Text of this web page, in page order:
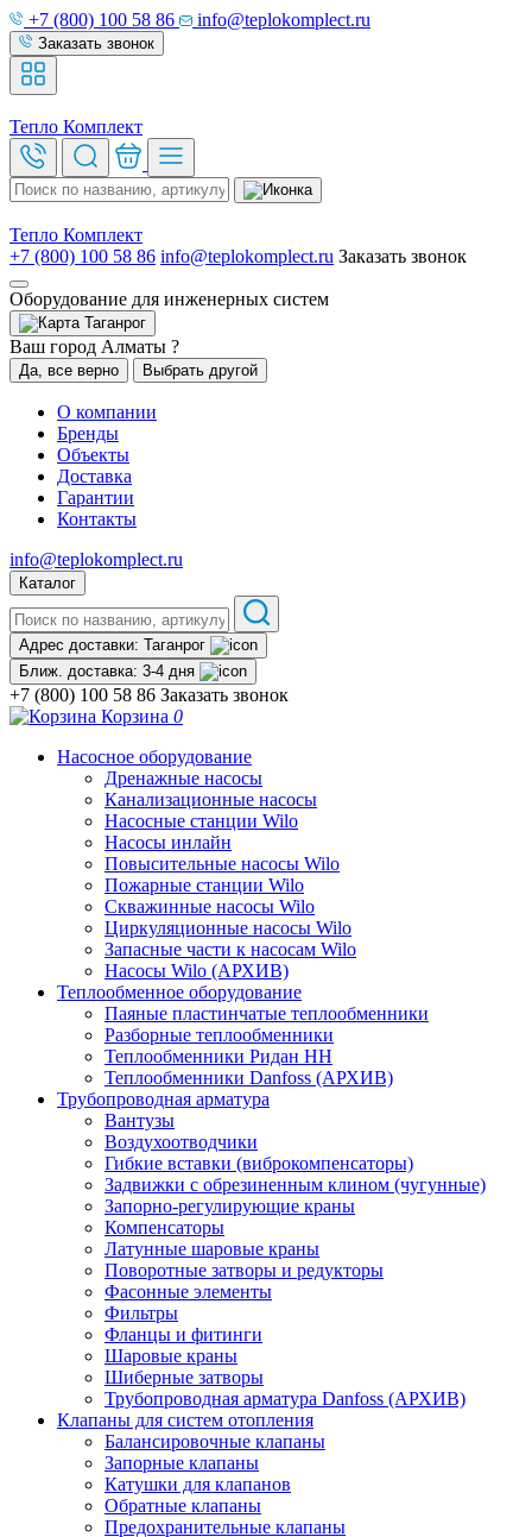
+7 (800) 100 58 86 info@teplokomplect.ru
Заказать звонок
Тепло Комплект
Тепло Комплект
+7 (800) 100 58 86 info@teplokomplect.ru Заказать звонок
Оборудование для инженерных систем
Таганрог
Ваш город Алматы ?
Да, все верно Выбрать другой
О компании
Бренды
Объекты
Доставка
Гарантии
Контакты
info@teplokomplect.ru
Каталог
Адрес доставки: Таганрог
Ближ. доставка: 3-4 дня
+7 (800) 100 58 86 Заказать звонок
Корзина 0
Насосное оборудование
Дренажные насосы
Канализационные насосы
Насосные станции Wilo
Насосы инлайн
Повысительные насосы Wilo
Пожарные станции Wilo
Скважинные насосы Wilo
Циркуляционные насосы Wilo
Запасные части к насосам Wilo
Насосы Wilo (АРХИВ)
Теплообменное оборудование
Паяные пластинчатые теплообменники
Разборные теплообменники
Теплообменники Ридан НН
Теплообменники Danfoss (АРХИВ)
Трубопроводная арматура
Вантузы
Воздухоотводчики
Гибкие вставки (виброкомпенсаторы)
Задвижки с обрезиненным клином (чугунные)
Запорно-регулирующие краны
Компенсаторы
Латунные шаровые краны
Поворотные затворы и редукторы
Фасонные элементы
Фильтры
Фланцы и фитинги
Шаровые краны
Шиберные затворы
Трубопроводная арматура Danfoss (АРХИВ)
Клапаны для систем отопления
Балансировочные клапаны
Запорные клапаны
Катушки для клапанов
Обратные клапаны
Предохранительные клапаны